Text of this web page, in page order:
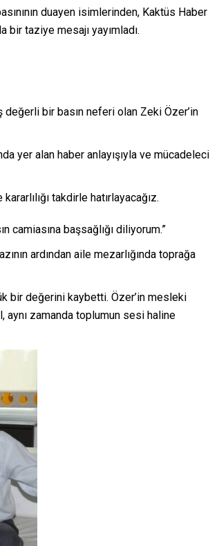
duayen isimlerinden, Kaktüs Haber
taziye mesajı yayımladı.
değerli bir basın neferi olan Zeki Özer’in
yer alan haber anlayışıyla ve mücadeleci
takdirle hatırlayacağız.
camiasına başsağlığı diliyorum.”
ardından aile mezarlığında toprağa
bir değerini kaybetti. Özer’in mesleki
zamanda toplumun sesi haline